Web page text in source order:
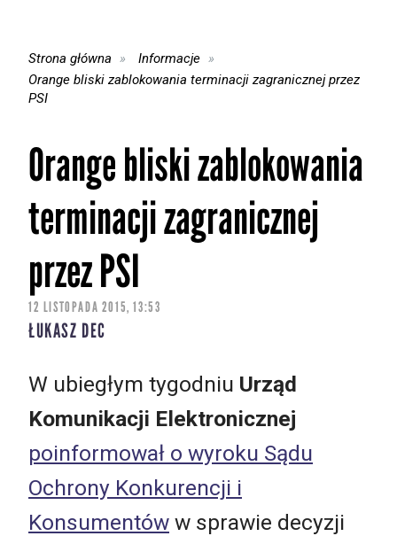
Strona główna
Informacje
Orange bliski zablokowania terminacji zagranicznej przez
PSI
Orange bliski zablokowania
terminacji zagranicznej
przez PSI
12 LISTOPADA 2015, 13:53
ŁUKASZ DEC
W ubiegłym tygodniu Urząd
Komunikacji Elektronicznej
poinformował o wyroku Sądu
Ochrony Konkurencji i
Konsumentów w sprawie decyzji